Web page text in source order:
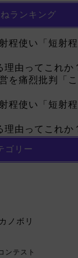
ランキング
程使い「短射
理由ってこれか
を痛烈批判「
程使い「短射
理由ってこれか
ゴリー
ノボリ
ンテスト